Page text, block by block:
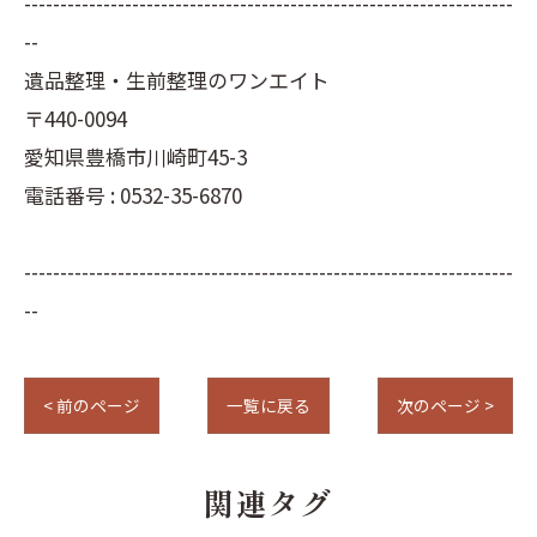
--
遺品整理・生前整理のワンエイト
〒440-0094
愛知県豊橋市川崎町45-3
電話番号 : 0532-35-6870
--------------------------------------------------------------------
--
< 前のページ 一覧に戻る 次のページ >
関連タグ